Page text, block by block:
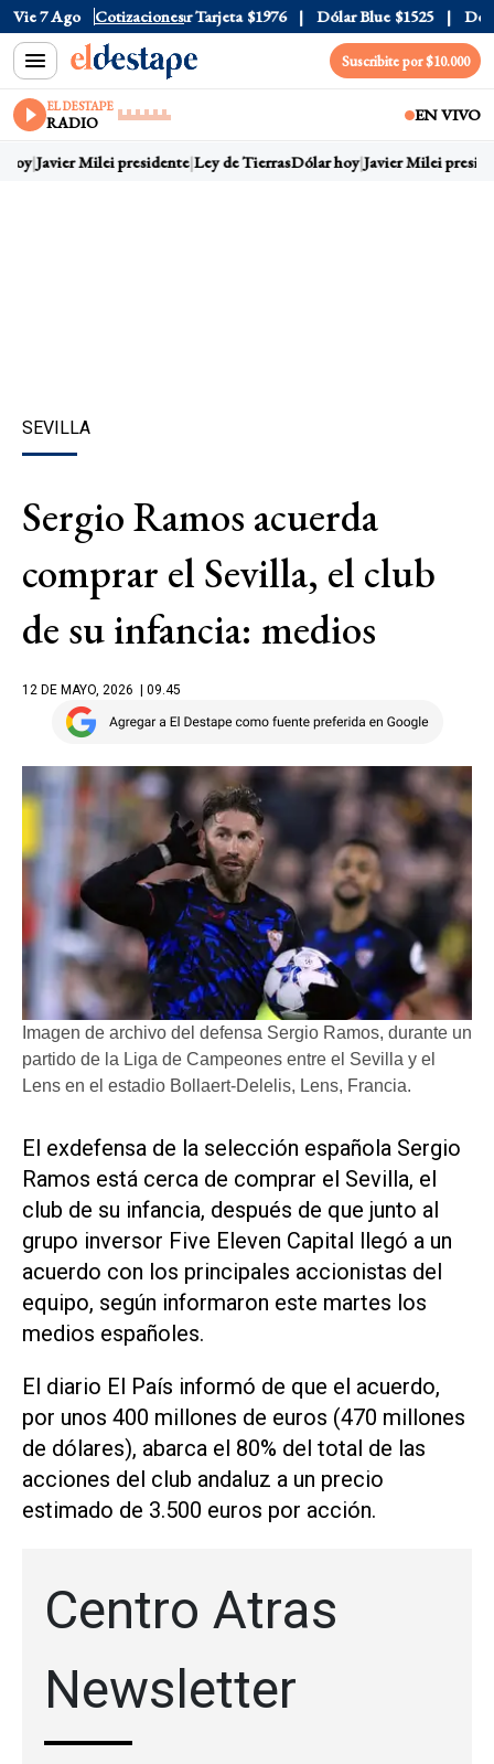
Vie 7 Ago Cotizaciones
Oficial $1520 Dólar Tarjeta $1976 Dólar Blue $1525 Dólar
Suscribite por $10.000
EL DESTAPE
RADIO EN VIVO
Javier Milei presidente Ley de TierrasDólar hoy Javier Milei
SEVILLA
Sergio Ramos acuerda
comprar el Sevilla, el club
de su infancia: medios
12 DE MAYO, 2026 | 09.45
Imagen de archivo del defensa Sergio Ramos, durante un
partido de la Liga de Campeones entre el Sevilla y el
Lens en el estadio Bollaert-Delelis, Lens, Francia.
El ​exdefensa de la selección española Sergio
Ramos está cerca de comprar el ‌Sevilla, el
club ‌de su infancia, después de que junto al
grupo inversor Five Eleven Capital llegó a un
acuerdo con los principales accionistas del
equipo, según informaron este martes los
medios españoles.
El diario El País informó ​de que el ⁠acuerdo,
por unos 400 millones de ‌euros (470 millones
de dólares), abarca ⁠el 80% del total ⁠de las
acciones del club andaluz a un precio
estimado de 3.500 euros por acción.